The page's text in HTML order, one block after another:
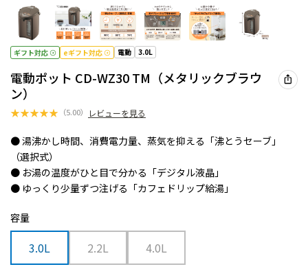
ギフト対応 eギフト対応 電動 3.0L
電動ポット CD-WZ30 TM（メタリックブラウ
ン）
★★★★★ （5.00） レビューを見る
● 湯沸かし時間、消費電力量、蒸気を抑える「沸とうセーブ」
（選択式）
● お湯の温度がひと目で分かる「デジタル液晶」
● ゆっくり少量ずつ注げる「カフェドリップ給湯」
容量
3.0L 2.2L 4.0L